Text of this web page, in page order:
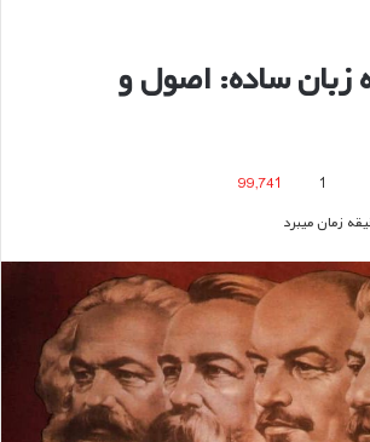
ساده: اصول و
1
99,741